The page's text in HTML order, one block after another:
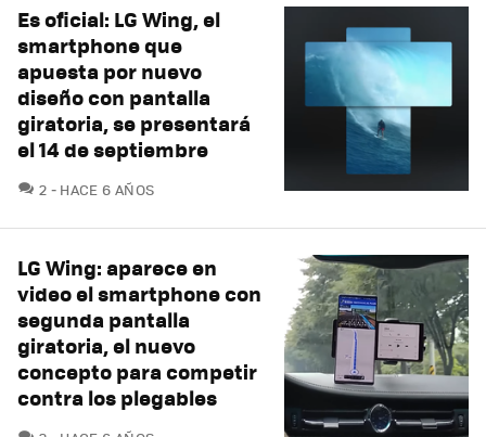
Es oficial: LG Wing, el
smartphone que
apuesta por nuevo
diseño con pantalla
giratoria, se presentará
el 14 de septiembre
2 COMENTARIOS
HACE 6 AÑOS
LG Wing: aparece en
video el smartphone con
segunda pantalla
giratoria, el nuevo
concepto para competir
contra los plegables